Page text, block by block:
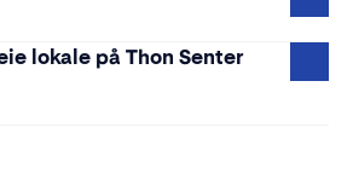
lokale på Thon Senter